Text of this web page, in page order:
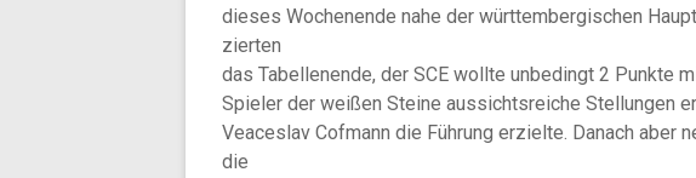
dieses Wochenende nahe der württembergischen
zierten
das Tabellenende, der SCE wollte unbedingt 2 Punkte
Spieler der weißen Steine aussichtsreiche Stellungen
Veaceslav Cofmann die Führung erzielte. Danach aber
die